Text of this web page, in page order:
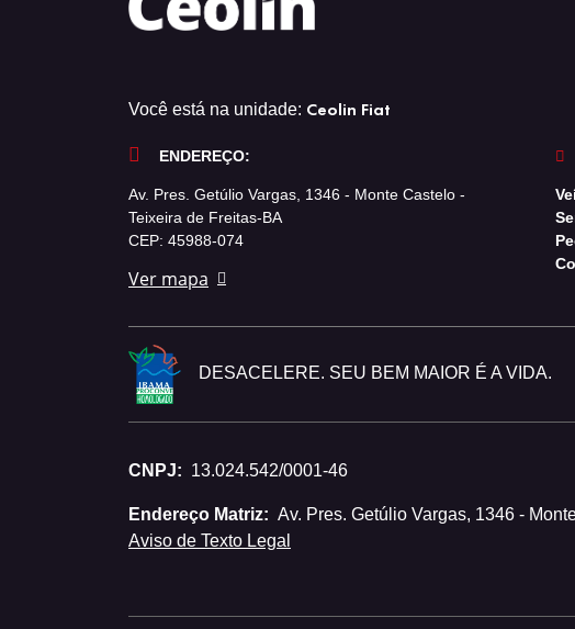
Você está na unidade: Ceolin Fiat
ENDEREÇO:
Av. Pres. Getúlio Vargas, 1346 - Monte Castelo -
Teixeira de Freitas-BA
CEP: 45988-074
Ver mapa
DESACELERE. SEU BEM MAIOR É A VIDA.
CNPJ: 13.024.542/0001-46
Endereço Matriz: Av. Pres. Getúlio Vargas, 1346 -
Aviso de Texto Legal